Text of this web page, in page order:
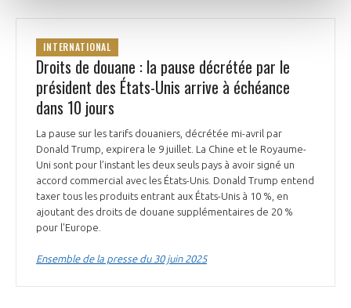
INTERNATIONAL
Droits de douane : la pause décrétée par le
président des États-Unis arrive à échéance
dans 10 jours
La pause sur les tarifs douaniers, décrétée mi-avril par
Donald Trump, expirera le 9 juillet. La Chine et le Royaume-
Uni sont pour l’instant les deux seuls pays à avoir signé un
accord commercial avec les États-Unis. Donald Trump entend
taxer tous les produits entrant aux États-Unis à 10 %, en
ajoutant des droits de douane supplémentaires de 20 %
pour l'Europe.
Ensemble de la presse du 30 juin 2025